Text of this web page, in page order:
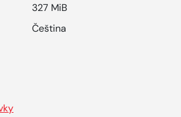
327 MiB
Čeština